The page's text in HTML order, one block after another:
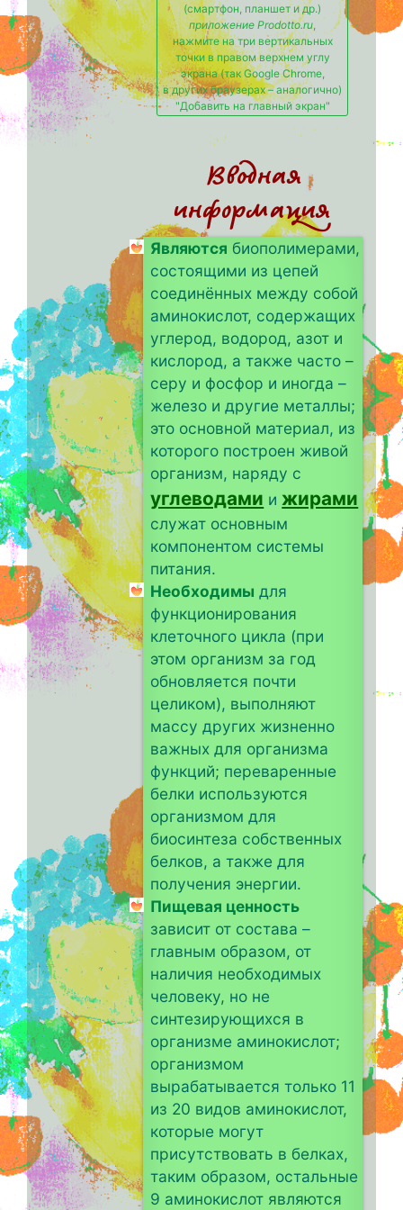
(смартфон, планшет и др.)
приложение Prodotto.ru,
нажмите на три вертикальных
точки в правом верхнем углу
экрана (так Google Chrome,
в других браузерах – аналогично)
"Добавить на главный экран"
Вводная
информация
Являются биополимерами,
состоящими из цепей
соединённых между собой
аминокислот, содержащих
углерод, водород, азот и
кислород, а также часто –
серу и фосфор и иногда –
железо и другие металлы;
это основной материал, из
которого построен живой
организм, наряду с
углеводами и жирами
служат основным
компонентом системы
питания.
Необходимы для
функционирования
клеточного цикла (при
этом организм за год
обновляется почти
целиком), выполняют
массу других жизненно
важных для организма
функций; переваренные
белки используются
организмом для
биосинтеза собственных
белков, а также для
получения энергии.
Пищевая ценность
зависит от состава –
главным образом, от
наличия необходимых
человеку, но не
синтезирующихся в
организме аминокислот;
организмом
вырабатывается только 11
из 20 видов аминокислот,
которые могут
присутствовать в белках,
таким образом, остальные
9 аминокислот являются